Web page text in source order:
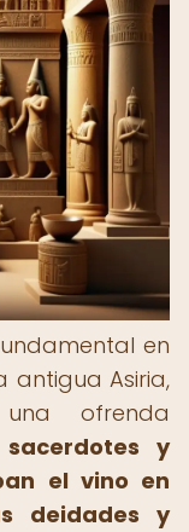
en
antigua Asiria,
ofrenda
sacerdotes y
el vino en
deidades y